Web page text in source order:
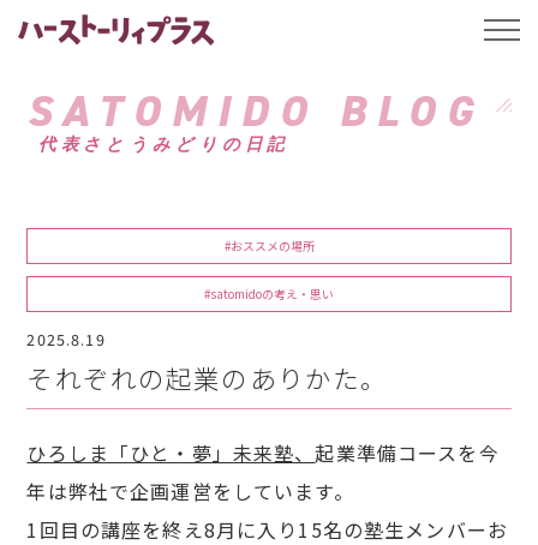
ハーストーリィプ
SATOMIDO BLOG
代表さとうみどりの日記
#おススメの場所
#satomidoの考え・思い
2025.8.19
それぞれの起業のありかた。
ひろしま「ひと・夢」未来塾、起業準備コースを今
年は弊社で企画運営をしています。
1回目の講座を終え8月に入り 15名の塾生メンバーお
t
l
a
n